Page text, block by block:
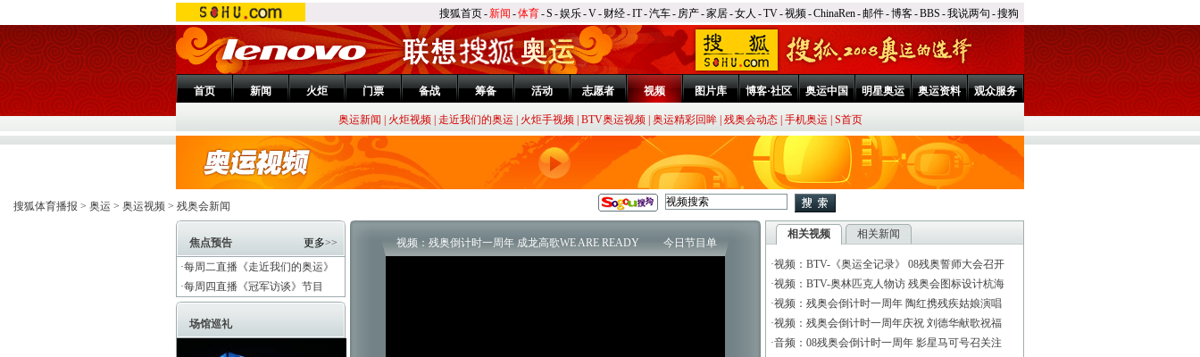
搜狐首页-新闻 -体育-S -娱乐-V- 财经-IT-汽车- 房产-家居-女人 -TV-视频-ChinaRen-邮件-博客-BBS -我说两句 -搜狗
首页 新闻 火炬 门票 备战 筹备 活动 志愿者 视频 图片库 博客·社区 奥运中国 明星奥运 奥运资料 观众服务
奥运新闻 火炬视频| 走近我们的奥运| 火炬手视频| BTV奥运视频| 奥运精彩回眸| 残奥会动态| 手机奥运| S首页
搜狐体育播报 > 奥运 > 奥运视频 > 残奥会新闻
焦点预告 更多>>
·每周二直播《走近我们的奥运》
·每周四直播《冠军访谈》节目
场馆巡礼
今日节目单
视频：残奥倒计时一周年 成龙高歌WE ARE READY
相关视频 相关新闻
·视频：BTV-《奥运全记录》 08残奥誓师大会召开
·视频：BTV-奥林匹克人物访 残奥会图标设计杭海
·视频：残奥会倒计时一周年 陶红携残疾姑娘演唱
·视频：残奥会倒计时一周年庆祝 刘德华献歌祝福
·音频：08残奥会倒计时一周年 影星马可号召关注